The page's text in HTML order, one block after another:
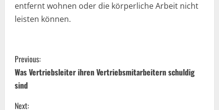
entfernt wohnen oder die körperliche Arbeit nicht
leisten können.
C
o
n
Previous:
Was Vertriebsleiter ihren Vertriebsmitarbeitern schuldig
sind
Next: